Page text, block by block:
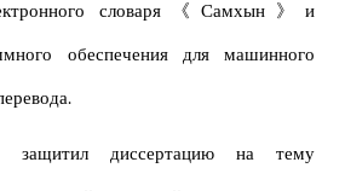
словаря《Самхын》и
обеспечения для машинного
диссертацию на тему